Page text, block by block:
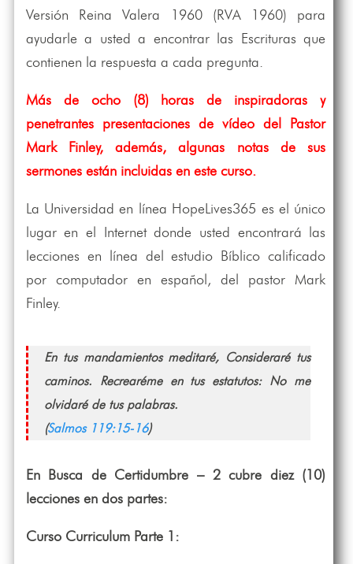
Versión Reina Valera 1960 (RVA 1960) para
ayudarle a usted a encontrar las Escrituras que
contienen la respuesta a cada pregunta.
Más de ocho (8) horas de inspiradoras y
penetrantes presentaciones de vídeo del Pastor
Mark Finley, además, algunas notas de sus
sermones están incluidas en este curso.
La Universidad en línea HopeLives365 es el único
lugar en el Internet donde usted encontrará las
lecciones en línea del estudio Bíblico calificado
por computador en español, del pastor Mark
Finley.
En tus mandamientos meditaré, Consideraré tus
caminos. Recrearéme en tus estatutos: No me
olvidaré de tus palabras.
(Salmos 119:15-16)
En Busca de Certidumbre – 2 cubre diez (10)
lecciones en dos partes:
Curso Curriculum Parte 1: